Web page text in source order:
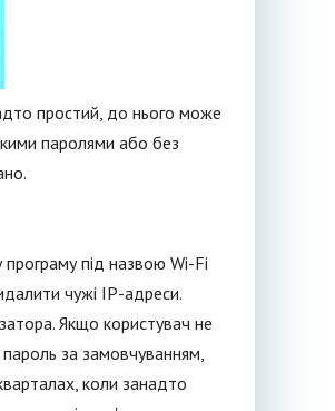
простий, до нього може
паролями або без
під назвою Wi-Fi
чужі IP-адреси.
Якщо користувач не
за замовчуванням,
коли занадто